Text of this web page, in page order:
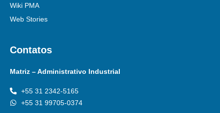
Wiki PMA
Web Stories
Contatos
Matriz – Administrativo Industrial
+55 31 2342-5165
+55 31 99705-0374